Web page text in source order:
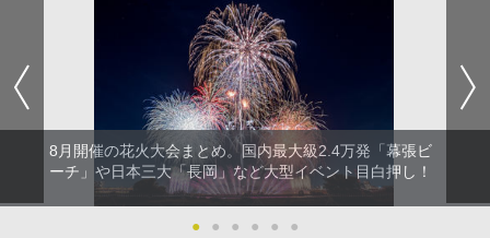
8月開催の花火大会まとめ。国内最大級2.4万発「幕張ビ
ーチ」や日本三大「長岡」など大型イベント目白押し！
● ● ● ● ● ●